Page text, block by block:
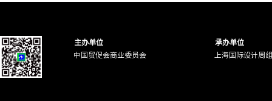
主办单位
承办单位
中国贸促会商业委员会
上海国际设计周